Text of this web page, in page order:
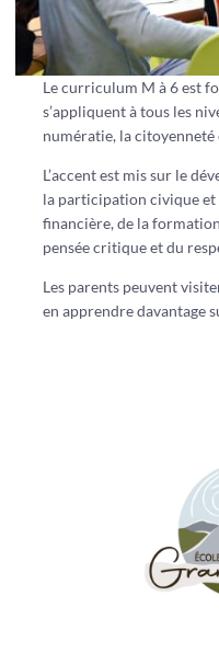
Le curriculum M à 6 est
s’appliquent à tous les
numératie, la
L’accent est mis sur le
la participation civique
financière, de la
pensée critique et du
Les parents peuvent
en apprendre davantage